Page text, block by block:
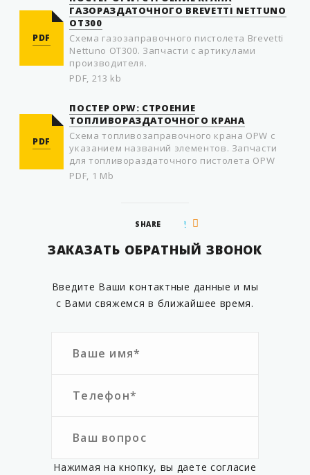
PDF
ГАЗОРАЗДАТОЧНОГО BREVETTI NETTUNO
OT300
Схема газозаправочного пистолета Brevetti
Nettuno OT300. Запчасти с артикулами
производителя.
PDF, 213 kb
PDF
ПОСТЕР OPW: СТРОЕНИЕ
ТОПЛИВОРАЗДАТОЧНОГО КРАНА
Схема топливозаправочного крана OPW с
указанием названий элементов. Запчасти
для топливораздаточного пистолета OPW
PDF, 1 Mb
SHARE
ЗАКАЗАТЬ ОБРАТНЫЙ ЗВОНОК
Введите Ваши контактные данные и мы
с Вами свяжемся в ближайшее время.
Нажимая на кнопку, вы даете согласие